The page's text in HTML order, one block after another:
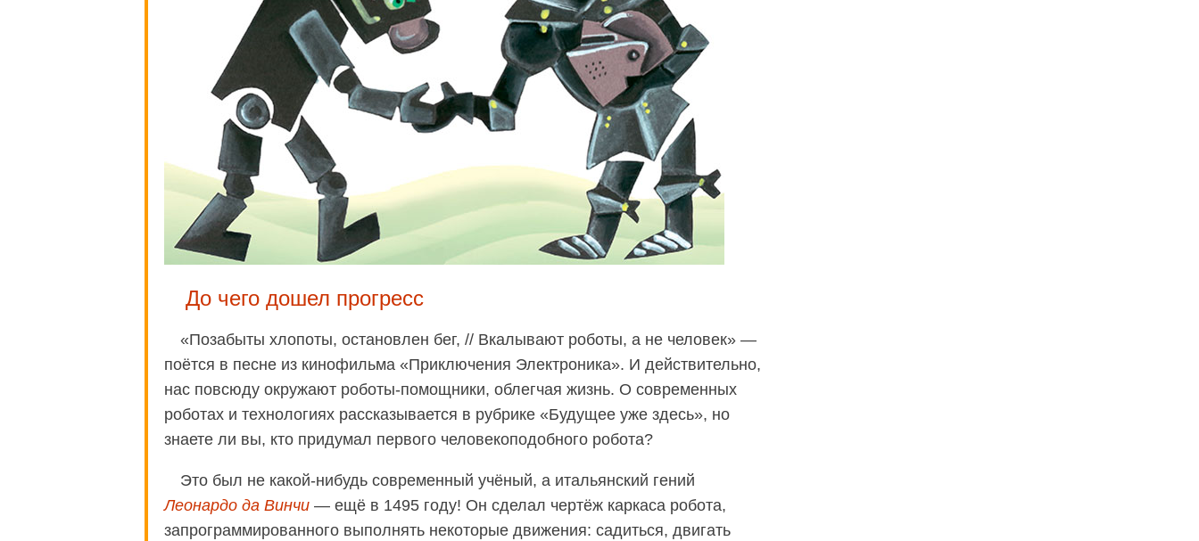
До чего дошел прогресс
«Позабыты хлопоты, остановлен бег, // Вкалывают роботы, а не человек» —
поётся в песне из кинофильма «Приключения Электроника». И действительно,
нас повсюду окружают роботы-помощники, облегчая жизнь. О современных
роботах и технологиях рассказывается в рубрике «Будущее уже здесь», но
знаете ли вы, кто придумал первого человекоподобного робота?
Это был не какой-нибудь современный учёный, а итальянский гений
Леонардо да Винчи — ещё в 1495 году! Он сделал чертёж каркаса робота,
запрограммированного выполнять некоторые движения: садиться, двигать